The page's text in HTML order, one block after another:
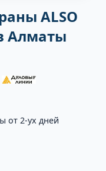
ALSO
Алматы
от 2-ух дней